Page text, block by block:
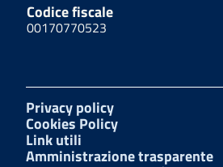
Codice fiscale
00170770523
Privacy policy
Cookies Policy
Link utili
Amministrazione trasparente